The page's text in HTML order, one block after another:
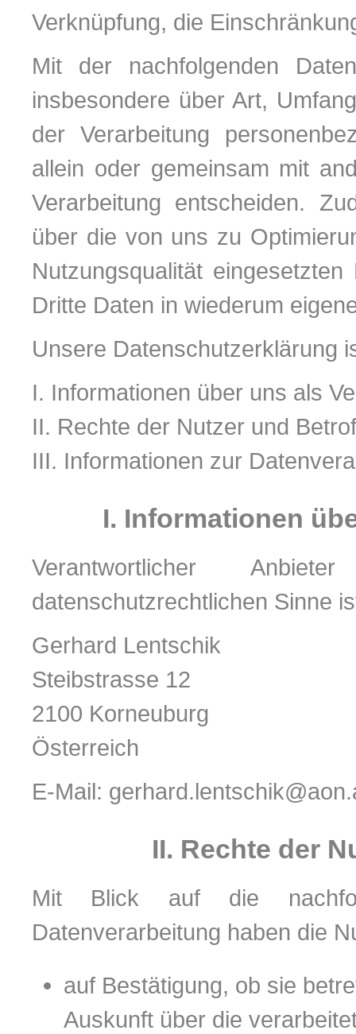
Verknüpfung, die
Mit der nachfolgenden
insbesondere über Art,
der Verarbeitung
allein oder gemeinsam mit
Verarbeitung entscheiden.
über die von uns zu
Nutzungsqualität
Dritte Daten in wiederum
Unsere Datenschutzerklärung
I. Informationen über uns als
II. Rechte der Nutzer und
III. Informationen zur
I. Informationen
Verantwortlicher
datenschutzrechtlichen Sinne
Gerhard Lentschik
Steibstrasse 12
2100 Korneuburg
Österreich
E-Mail:
II. Rechte der
Mit Blick auf die
Datenverarbeitung haben die
auf Bestätigung, ob sie
Auskunft über die